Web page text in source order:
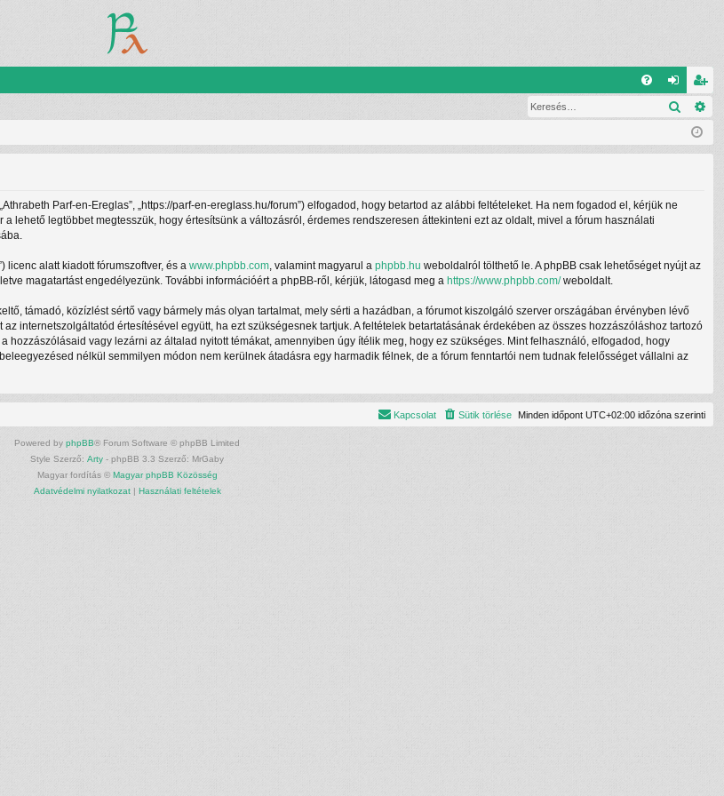
el eg
is
Parf-en-Ereglas”, „https://parf-en-ereglass.hu/forum”) elfogadod, hogy betartod az alábbi feltételeket. Ha nem fogadod el, kérjük ne
lehető legtöbbet megtesszük, hogy értesítsünk a változásról, érdemes rendszeresen áttekinteni ezt az oldalt, mivel a fórum használati
licenc alatt kiadott fórumszoftver, és a www.phpbb.com , valamint magyarul a phpbb.hu weboldalról tölthető le. A phpBB csak lehetőséget nyújt az
magatartást engedélyezünk. További információért a phpBB-ről, kérjük, látogasd meg a https://www.phpbb.com/weboldalt.
támadó, közízlést sértő vagy bármely más olyan tartalmat, mely sérti a hazádban, a fórumot kiszolgáló szerver országában érvényben lévő
internetszolgáltatód értesítésével együtt, ha ezt szükségesnek tartjuk. A feltételek betartatásának érdekében az összes hozzászóláshoz tartozó
vagy lezárni az általad nyitott témákat, amennyiben úgy ítélik meg, hogy ez szükséges. Mint felhasználó, elfogadod, hogy
nélkül semmilyen módon nem kerülnek átadásra egy harmadik félnek, de a fórum fenntartói nem tudnak felelősséget vállalni az
Minden időpont UTC+02:00 időzóna szerinti
Sütik törlése
Kapcsolat
Powered by phpBB® Forum Software © phpBB Limited
Style Szerző: Arty - phpBB 3.3 Szerző: MrGaby
Magyar fordítás © Magyar phpBB Közösség
Adatvédelmi nyilatkozat| Használati feltételek